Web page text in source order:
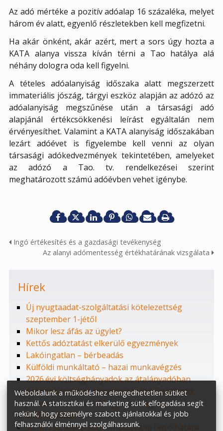
Az adó mértéke a pozitív adóalap 16 százaléka, melyet
három év alatt, egyenlő részletekben kell megfizetni.
Ha akár önként, akár azért, mert a sors úgy hozta a
KATA alanya vissza kíván térni a Tao hatálya alá
néhány dologra oda kell figyelni.
A tételes adóalanyiság időszaka alatt megszerzett
immateriális jószág, tárgyi eszköz alapján az adózó az
adóalanyiság megszűnése után a társasági adó
alapjánál értékcsökkenési leírást egyáltalán nem
érvényesíthet. Valamint a KATA alanyiság időszakában
lezárt adóévet is figyelembe kell venni az olyan
társasági adókedvezmények tekintetében, amelyeket
az adózó a Tao. tv. rendelkezései szerint
meghatározott számú adóévben vehet igénybe.
Ingó értékesítés és a gazdasági tevékenység
Az alanyi adómentesség értékhatárának vizsgálata
Hírek
Új nyugtaadat-szolgáltatási kötelezettség
szeptember 1-jétől
Mikor lesz áfás az ügylet?
Kettős adóztatást elkerülő egyezmények
Lakóingatlan – bérbeadás
Külföldi munkáltató – hazai munkavégzés
2026.évi költséghányadok az átalányadóban
Amerikai ingatlan hasznosításából származó
jövedelem adózása Magyarországon
SME rendszer
18 MFt az alanyi adómentesség új felső határa
Weboldalunk a működéshez elengedhetetlen sütiket
használ. A statisztikai és marketing sütik elfogadása segít
nekünk, hogy személyre szabott ajánlatokkal és jobb
felhasználói élménnyel szolgálhassunk.